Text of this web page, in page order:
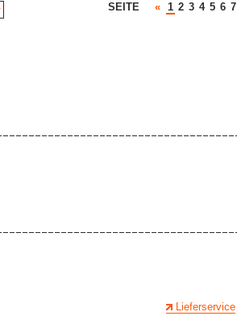
SEITE « 1 2 3 4 5 6 7
Lieferservice